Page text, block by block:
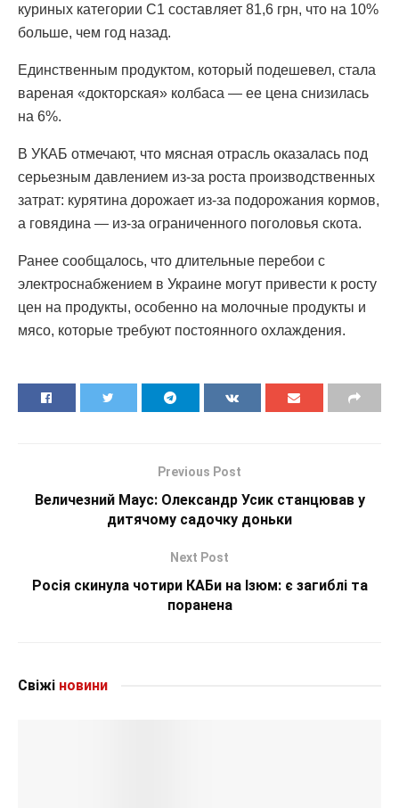
куриных категории С1 составляет 81,6 грн, что на 10%
больше, чем год назад.
Единственным продуктом, который подешевел, стала
вареная «докторская» колбаса — ее цена снизилась
на 6%.
В УКАБ отмечают, что мясная отрасль оказалась под
серьезным давлением из-за роста производственных
затрат: курятина дорожает из-за подорожания кормов,
а говядина — из-за ограниченного поголовья скота.
Ранее сообщалось, что длительные перебои с
электроснабжением в Украине могут привести к росту
цен на продукты, особенно на молочные продукты и
мясо, которые требуют постоянного охлаждения.
Previous Post
Величезний Маус: Олександр Усик станцював у
дитячому садочку доньки
Next Post
Росія скинула чотири КАБи на Ізюм: є загиблі та
поранена
Свіжі новини